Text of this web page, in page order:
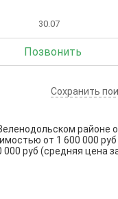
30.07
Позвонить
Сохранить
районе
от 1 600 000 руб
руб (средняя цена